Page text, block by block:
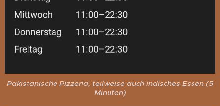
Pakistanische Pizzeria, teilweise auch indisches Essen (5
Minuten)